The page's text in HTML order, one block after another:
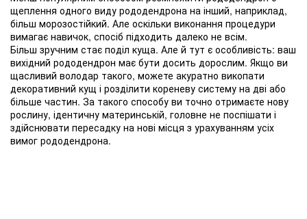
щеплення одного виду рододендрона на інший, наприклад,
більш морозостійкий. Але оскільки виконання процедури
вимагає навичок, спосіб підходить далеко не всім.
Більш зручним стає поділ куща. Але й тут є особливість: ваш
вихідний рододендрон має бути досить дорослим. Якщо ви
щасливий володар такого, можете акуратно викопати
декоративний кущ і розділити кореневу систему на дві або
більше частин. За такого способу ви точно отримаєте нову
рослину, ідентичну материнській, головне не поспішати і
здійснювати пересадку на нові місця з урахуванням усіх
вимог рододендрона.